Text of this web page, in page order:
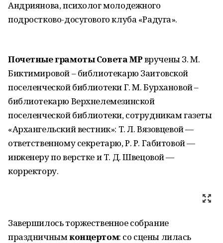
Андриянова, психолог молодежного
подростково-досугового клуба «Радуга».
Почетные грамоты Совета МРвручены З. М.
Биктимировой – библиотекарю Заитовской
поселенческой библиотеки Г. М. Бурхановой –
библиотекарю Верхнелемезинской
поселенческой библиотеки, сотрудникам газеты
«Архангельский вестник»: Т. Л. Вязовцевой —
ответственному секретарю, Р. Р. Габитовой —
инженеру по верстке и Т. Д. Швецовой —
корректору.
Завершилось торжественное собрание
праздничнымконцертом: со сцены лилась